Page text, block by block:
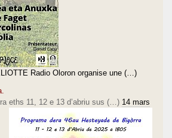
Radio Oloron organise une (…)
eths 11, 12 e 13 d’abriu sus (…) 14 mars